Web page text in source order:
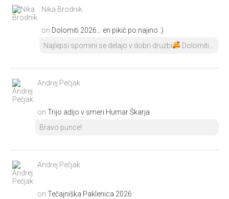
Nika Brodnik
on Dolomiti 2026… en pikič po najino :)
Najlepsi spomini se delajo v dobri druzbi
Dolomiti...
Andrej Pečjak
on Trijo adijo v smeri Humar Škarja
Bravo punce!
Andrej Pečjak
on Tečajniška Paklenica 2026